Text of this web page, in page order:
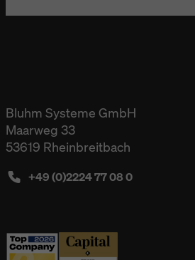
Bluhm Systeme GmbH
Maarweg 33
53619 Rheinbreitbach
+49 (0)2224 77 08 0